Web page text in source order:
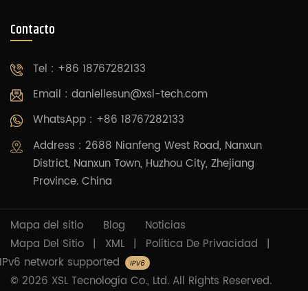
Contacto
Tel : +86 18767282133
Email : daniellesun@xsl-tech.com
WhatsApp : +86 18767282133
Address : 2688 Nianfeng West Road, Nanxun
District, Nanxun Town, Huzhou City, Zhejiang
Province. China
Mapa del sitio Blog
Noticias
Mapa Del Sitio | XML | Política De Privacidad |
IPv6 network supported
© 2026 XSL Tecnología Co., Ltd. All Rights Reserved.